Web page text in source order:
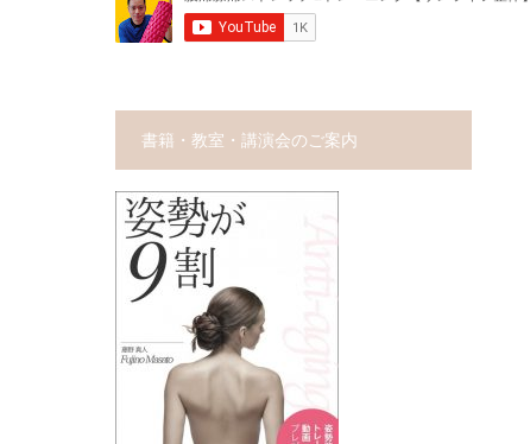
書籍・教室・講演会のご案内